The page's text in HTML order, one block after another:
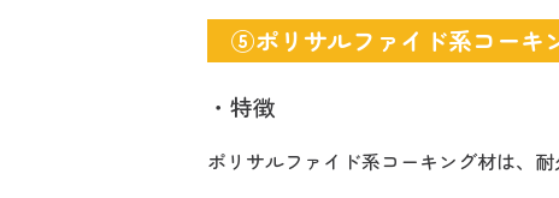
⑤ポリサルファイド系コーキ
・特徴
ポリサルファイド系コーキング材は、